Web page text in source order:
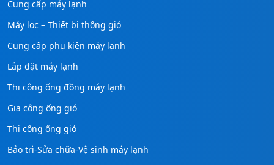
Cung cấp máy lạnh
Máy lọc – Thiết bị thông gió
Cung cấp phụ kiện máy lạnh
Lắp đặt máy lạnh
Thi công ống đồng máy lạnh
Gia công ống gió
Thi công ống gió
Bảo trì-Sửa chữa-Vệ sinh máy lạnh